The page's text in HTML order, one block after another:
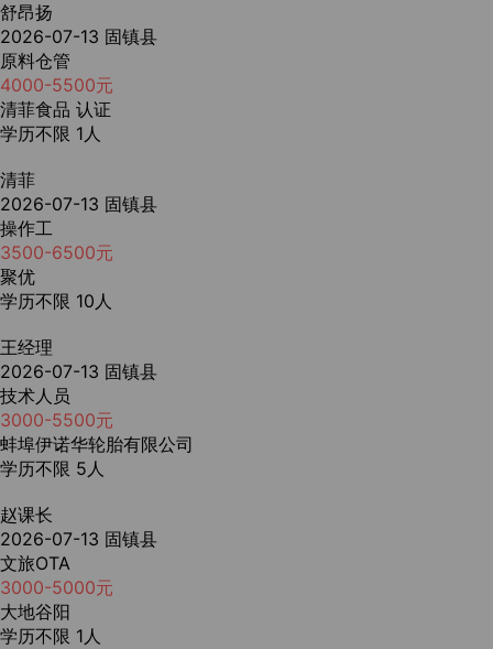
舒昂扬
2026-07-13 固镇县
原料仓管
4000-5500元
清菲食品 认证
学历不限 1人
清菲
2026-07-13 固镇县
操作工
3500-6500元
聚优
学历不限 10人
王经理
2026-07-13 固镇县
技术人员
3000-5500元
蚌埠伊诺华轮胎有限公司
学历不限 5人
赵课长
2026-07-13 固镇县
文旅OTA
3000-5000元
大地谷阳
学历不限 1人